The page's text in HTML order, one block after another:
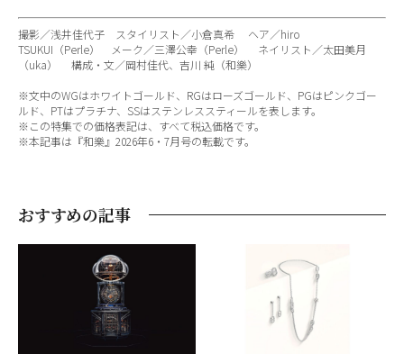
撮影／浅井佳代子 スタイリスト／小倉真希 ヘア／hiro
TSUKUI（Perle） メーク／三澤公幸（Perle） ネイリスト／太田美月
（uka） 構成・文／岡村佳代、吉川 純（和樂）
※文中のWGはホワイトゴールド、RGはローズゴールド、PGはピンクゴー
ルド、PTはプラチナ、SSはステンレススティールを表します。
※この特集での価格表記は、すべて税込価格です。
※本記事は『和樂』2026年6・7月号の転載です。
おすすめの記事